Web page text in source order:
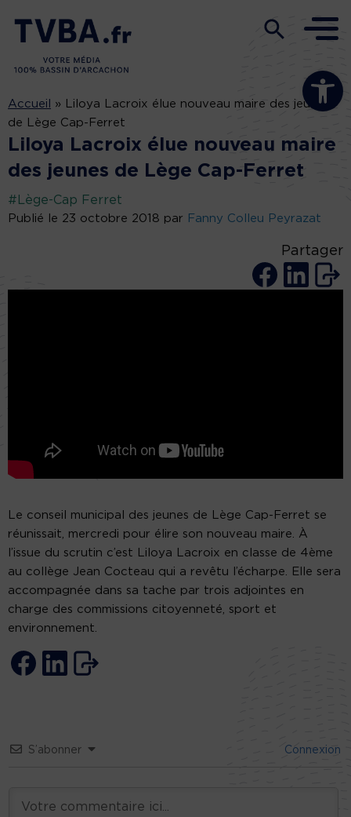
Ouvrir la
Accueil »
Liloya Lacroix élue nouveau maire des jeunes
de Lège Cap-Ferret
Liloya Lacroix élue nouveau maire
des jeunes de Lège Cap-Ferret
#Lège-Cap Ferret
Publié le 23 octobre 2018 par Fanny Colleu Peyrazat
Partager
Le conseil municipal des jeunes de Lège Cap-Ferret se
réunissait, mercredi pour élire son nouveau maire. À
l’issue du scrutin c’est Liloya Lacroix en classe de 4ème
au collège Jean Cocteau qui a revêtu l’écharpe. Elle sera
accompagnée dans sa tache par trois adjointes en
charge des commissions citoyenneté, sport et
environnement.
S’abonner Connexion